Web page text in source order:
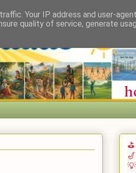
⛳
🎷
💡
Your IP address and user-agent
quality of service, generate